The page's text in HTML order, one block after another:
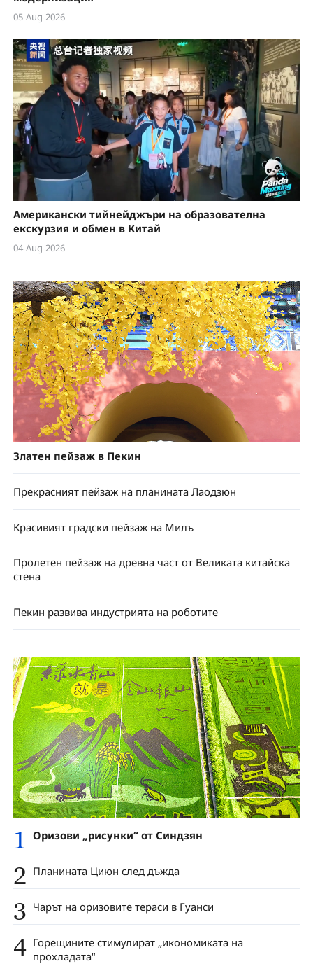
05-Aug-2026
Американски тийнейджъри на образователна
екскурзия и обмен в Китай
04-Aug-2026
Златен пейзаж в Пекин
Прекрасният пейзаж на планината Лаодзюн
Красивият градски пейзаж на Милъ
Пролетен пейзаж на древна част от Великата китайска
стена
Пекин развива индустрията на роботите
1 Оризови „рисунки“ от Синдзян
2 Планината Циюн след дъжда
3 Чарът на оризовите тераси в Гуанси
4 Горещините стимулират „икономиката на
прохладата“